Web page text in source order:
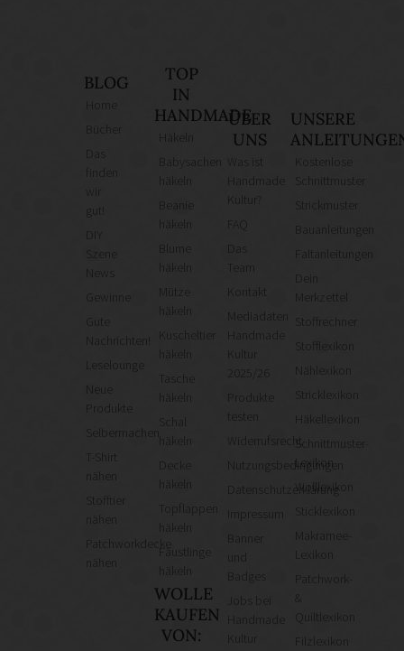
BLOG
finden
gut!
News
Gute
Nachrichten!
Leselounge
Neue
Produkte
Selbermachen
T-Shirt
Stofftier
Patchworkdecke
TOP
IN
HANDMADE
häkeln
häkeln
Mütze
häkeln
Kuscheltier
Tasche
häkeln
häkeln
Topflappen
häkeln
Fäustlinge
häkeln
WOLLE
KAUFEN
VON:
ÜBER
UNS
Was ist
Kultur?
Das
Team
Kontakt
Mediadaten
Kultur
2025/26
Produkte
testen
Widerrufsrecht
Nutzungsbedingungen
Datenschutzerklärung
Kultur
UNSERE
Kostenlose
Schnittmuster
Strickmuster
Bauanleitungen
Faltanleitungen
Merkzettel
Stoffrechner
Stofflexikon
Nählexikon
Stricklexikon
Häkellexikon
Schnittmuster-
Lexikon
Wolllexikon
Sticklexikon
Makramee-
Lexikon
Patchwork-
&
Quiltlexikon
Filzlexikon